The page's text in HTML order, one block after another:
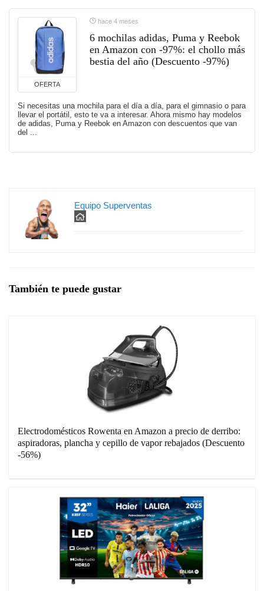
OFERTA
hace 4 meses
6 mochilas adidas, Puma y Reebok
en Amazon con -97%: el chollo más
bestia del año (Descuento -97%)
Si necesitas una mochila para el día a día, para el gimnasio o para
llevar el portátil, esto te va a interesar. Ahora mismo hay modelos
de adidas, Puma y Reebok en Amazon con descuentos que van
del ...
Equipo Superventas
También te puede gustar
Electrodomésticos Rowenta en Amazon a precio de derribo:
aspiradoras, plancha y cepillo de vapor rebajados (Descuento
-56%)